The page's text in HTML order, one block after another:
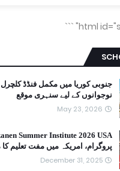
```
نوجوانوں کے لیے سنہری موقع
May 23, 2026
پروگرام، امریکہ میں مفت تعلیم
December 31, 2025